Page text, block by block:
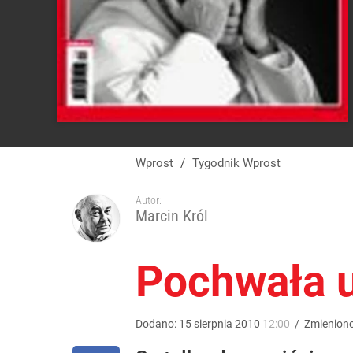
Wprost / Tygodnik Wprost
Autor:
Marcin Król
Pochwała
Dodano: 15 sierpnia 2010 12:00 /